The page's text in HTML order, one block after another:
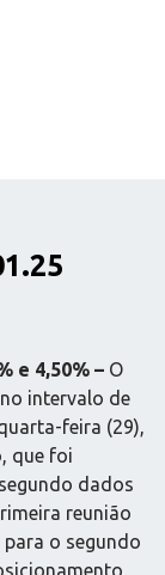
e 4,50% – O
intervalo de
feira (29),
que foi
dados
reunião
o segundo